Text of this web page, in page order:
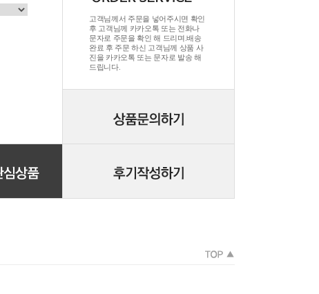
고객님께서 주문을 넣어주시면 확인
후 고객님께 카카오톡 또는 전화나
문자로 주문을 확인 해 드리며.배송
완료 후 주문 하신 고객님께 상품 사
진을 카카오톡 또는 문자로 발송 해
드립니다.